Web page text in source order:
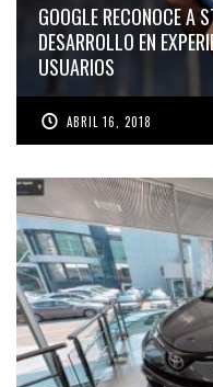
GOOGLE RECONOCE A
DESARROLLO EN
USUARIOS
ABRIL 16, 2018